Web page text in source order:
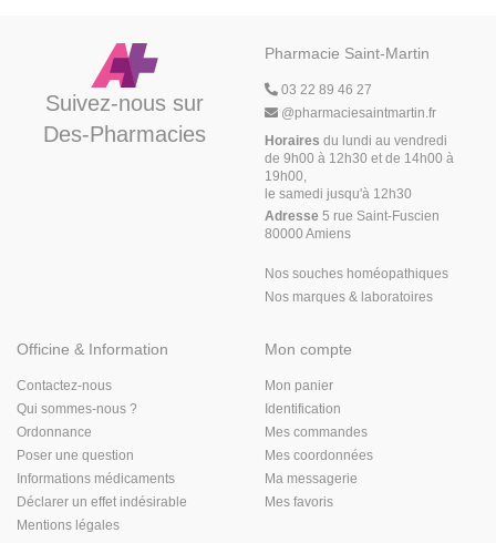
Suivez-nous sur
Des-Pharmacies
Pharmacie Saint-Martin
03 22 89 46 27
@pharmaciesaintmartin.fr
Horaires du lundi au vendredi
de 9h00 à 12h30 et de 14h00 à
19h00,
le samedi jusqu'à 12h30
Adresse 5 rue Saint-Fuscien
80000 Amiens
Nos souches homéopathiques
Nos marques & laboratoires
Officine & Information
Contactez-nous
Qui sommes-nous ?
Ordonnance
Poser une question
Informations médicaments
Déclarer un effet indésirable
Mentions légales
Mon compte
Mon panier
Identification
Mes commandes
Mes coordonnées
Ma messagerie
Mes favoris